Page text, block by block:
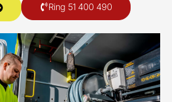
Ring 51 400 490